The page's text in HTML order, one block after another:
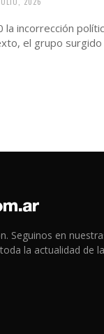
la incorrección
el grupo
Seguinos en
la actualidad de